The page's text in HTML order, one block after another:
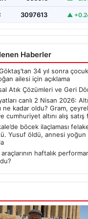
3097613 ▲
Haberler
34 yıl sonra
ailesi için açıklama
Atık Çözümleri ve Geri
canlı 2 Nisan 2026:
ne kadar oldu? Gram,
cumhuriyet altını alış satış
böcek ilaçlaması
Yusuf öldü, annesi yoğun
araçlarının haftalık